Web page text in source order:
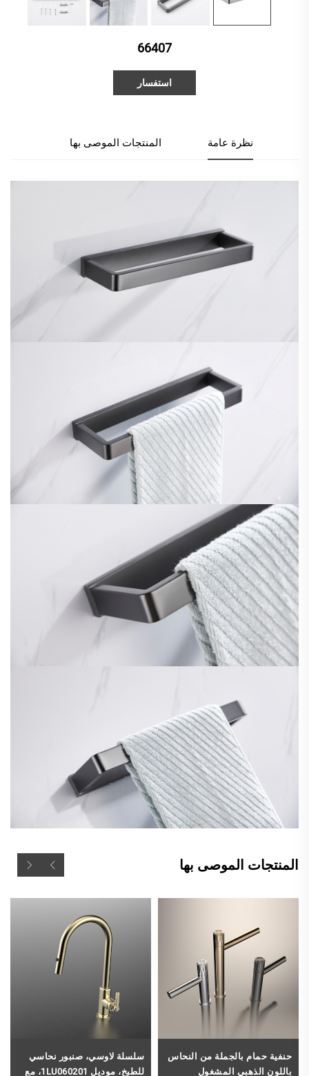
66407
استفسار
نظرة عامة المنتجات الموصى بها
المنتجات الموصى بها
حنفية حمام بالجملة من النحاس
باللون الذهبي المشغول
سلسلة لاوسي، صنبور نحاسي
للطبخ، موديل 1LU060201، مع